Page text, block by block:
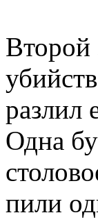
Второй
разлил
Одна
пили